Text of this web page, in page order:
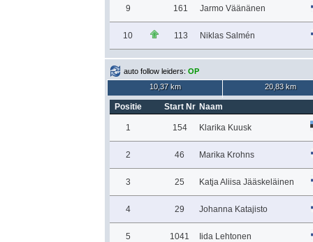
9 161 Jarmo Väänänen
10 113 Niklas Salmén
auto follow leiders: OP
10,37 km
20,83 km
Positie Start Nr Naam
1 154 Klarika Kuusk
2 46 Marika Krohns
3 25 Katja Aliisa Jääskeläinen
4 29 Johanna Katajisto
5 1041 Iida Lehtonen